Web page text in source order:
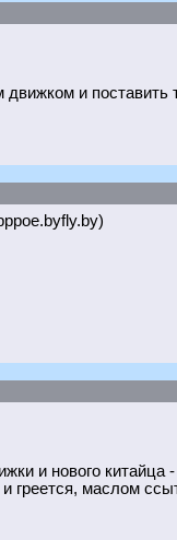
и
и нового китайца
греется, маслом